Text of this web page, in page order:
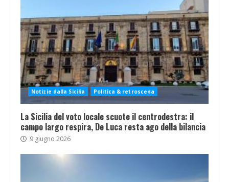
Notizie dalla Sicilia Politica & retroscena
La Sicilia del voto locale scuote il centrodestra: il
campo largo respira, De Luca resta ago della bilancia
9 giugno 2026